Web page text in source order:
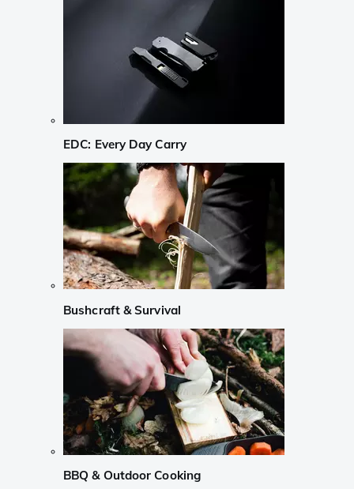
EDC: Every Day Carry
Bushcraft & Survival
BBQ & Outdoor Cooking